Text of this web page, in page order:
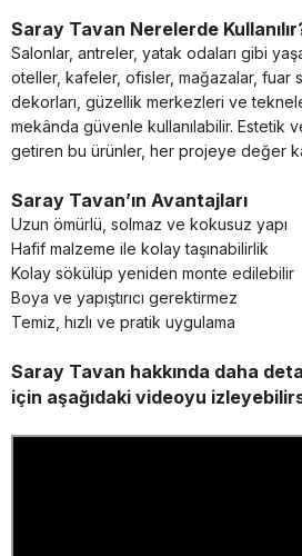
Saray Tavan Nerelerde
Salonlar, antreler, yatak odaları gibi
oteller, kafeler, ofisler, mağazalar, fuar
dekorları, güzellik merkezleri ve
mekânda güvenle kullanılabilir. Estetik
getiren bu ürünler, her projeye değer
Saray Tavan’ın Avantajları
Uzun ömürlü, solmaz ve kokusuz yapı
Hafif malzeme ile kolay taşınabilirlik
Kolay sökülüp yeniden monte edilebilir
Boya ve yapıştırıcı gerektirmez
Temiz, hızlı ve pratik uygulama
Saray Tavan hakkında daha
için aşağıdaki videoyu